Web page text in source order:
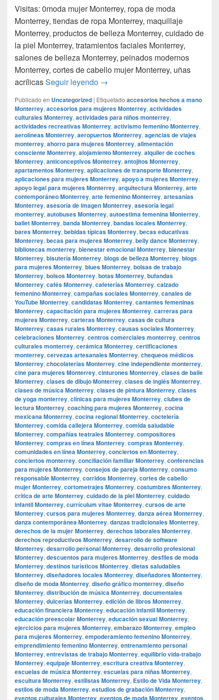
Visitas: 0moda mujer Monterrey, ropa de moda
Monterrey, tiendas de ropa Monterrey, maquillaje
Monterrey, productos de belleza Monterrey, cuidado de
la piel Monterrey, tratamientos faciales Monterrey,
salones de belleza Monterrey, peinados modernos
Monterrey, cortes de cabello mujer Monterrey, uñas
acrílicasSeguir leyendo Smoke Shop Monterrey
→
Publicado en Uncategorized | Etiquetado accesorios hechos a mano
Monterrey, accesorios para mujeres Monterrey, actividades
culturales Monterrey, actividades para niños monterrey,
actividades recreativas Monterrey, activismo femenino Monterrey,
aerolíneas Monterrey, aeropuertos Monterrey, agencias de viajes
monterrey, ahorro para mujeres Monterrey, alimentación
consciente Monterrey, alojamiento Monterrey, alquiler de coches
Monterrey, anticonceptivos Monterrey, antojitos Monterrey,
apartamentos Monterrey, aplicaciones de transporte Monterrey,
aplicaciones para mujeres Monterrey, apoyo a mujeres Monterrey,
apoyo legal para mujeres Monterrey, arquitectura Monterrey, arte
contemporáneo Monterrey, arte femenino Monterrey, artesanías
Monterrey, asesoría de imagen Monterrey, asesoría legal
monterrey, autobuses Monterrey, autoestima femenina Monterrey,
ballet Monterrey, banda Monterrey, bandas locales Monterrey,
bares Monterrey, bebidas típicas Monterrey, becas educativas
Monterrey, becas para mujeres Monterrey, belly dance Monterrey,
bibliotecas monterrey, bienestar emocional Monterrey, bienestar
Monterrey, bisutería Monterrey, blogs de belleza Monterrey, blogs
para mujeres Monterrey, blues Monterrey, bolsas de trabajo
Monterrey, bolsos Monterrey, botas Monterrey, bufandas
Monterrey, cafés Monterrey, cafeterías Monterrey, calzado
femenino Monterrey, campañas sociales Monterrey, canales de
YouTube Monterrey, candidatas Monterrey, cantantes femeninas
Monterrey, capacitación para mujeres Monterrey, carreras para
mujeres Monterrey, carteras Monterrey, casas de cultura
Monterrey, casas rurales Monterrey, causas sociales Monterrey,
celebraciones Monterrey, centros comerciales monterrey, centros
culturales monterrey, cerámica Monterrey, certificaciones
monterrey, cervezas artesanales Monterrey, chequeos médicos
Monterrey, chocolaterías Monterrey, cine independiente monterrey,
cine para mujeres Monterrey, cinturones Monterrey, clases de baile
Monterrey, clases de dibujo Monterrey, clases de inglés Monterrey,
clases de música Monterrey, clases de pintura Monterrey, clases
de yoga monterrey, clínicas para mujeres Monterrey, clubes de
lectura Monterrey, coaching para mujeres Monterrey, cocina
mexicana Monterrey, cocina regional Monterrey, coctelería
Monterrey, comida callejera Monterrey, comida saludable
Monterrey, compañías teatrales Monterrey, compositores
Monterrey, compras en línea Monterrey, compras Monterrey,
comunidades en línea Monterrey, conciertos en Monterrey,
conciertos monterrey, conciliación familiar Monterrey, conferencias
para mujeres Monterrey, consejos de pareja Monterrey, consumo
responsable Monterrey, corridos Monterrey, cortes de cabello
mujer Monterrey, cortometrajes Monterrey, costumbres Monterrey,
crítica de arte Monterrey, cuidado de la piel Monterrey, cuidado
infantil Monterrey, currículum vitae Monterrey, cursos de arte
Monterrey, cursos para mujeres Monterrey, danza aérea Monterrey,
danza contemporánea Monterrey, danzas tradicionales Monterrey,
derechos de la mujer Monterrey, derechos laborales Monterrey,
derechos reproductivos Monterrey, desarrollo de software
Monterrey, desarrollo personal Monterrey, desarrollo profesional
Monterrey, descuentos para mujeres Monterrey, desfiles de moda
Monterrey, destinos turísticos Monterrey, dietas saludables
Monterrey, diseñadores locales Monterrey, diseñadores Monterrey,
diseño de moda Monterrey, diseño gráfico monterrey, diseño
Monterrey, distribución de música Monterrey, documentales
Monterrey, dulcerías Monterrey, edición de libros Monterrey,
educación financiera Monterrey, educación infantil Monterrey,
educación preescolar Monterrey, educación sexual Monterrey,
ejercicios para mujeres Monterrey, embarazo Monterrey, empleo
para mujeres Monterrey, empoderamiento femenino Monterrey,
emprendimiento femenino Monterrey, entrenamiento personal
Monterrey, entrevistas de trabajo Monterrey, equilibrio vida-trabajo
Monterrey, equipaje Monterrey, escritura creativa Monterrey,
escuelas de música Monterrey, escuelas para niñas Monterrey,
escultura Monterrey, estilistas Monterrey, Estilo de Vida Monterrey,
estilos de moda Monterrey, estudios de grabación Monterrey,
eventos culturales Monterrey, eventos de moda Monterrey, eventos